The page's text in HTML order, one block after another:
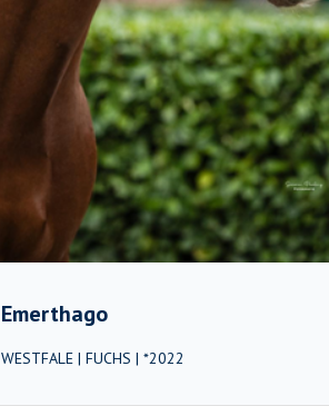
Emerthago
WESTFALE | FUCHS | *2022